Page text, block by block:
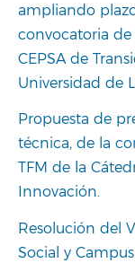
ampliando
convocatoria de
CEPSA de
Universidad de
Propuesta de
técnica, de la
TFM de la
Innovación.
Resolución del
Social y